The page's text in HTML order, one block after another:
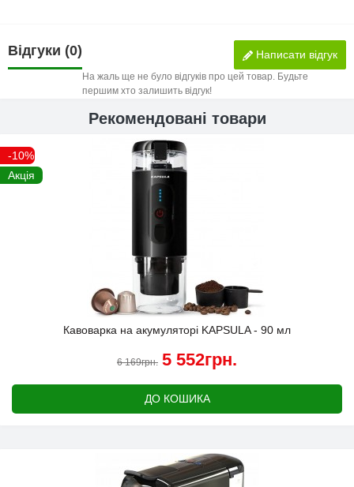
Відгуки (0) Написати відгук
На жаль ще не було відгуків про цей товар. Будьте
першим хто залишить відгук!
Рекомендовані товари
-10%
Акція
Кавоварка на акумуляторі KAPSULA - 90 мл
6 169грн. 5 552грн.
ДО КОШИКА